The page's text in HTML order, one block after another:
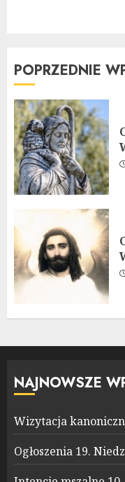
POPRZEDNIE
NAJNOWSZE
Wizytacja
Ogłoszenia 19.